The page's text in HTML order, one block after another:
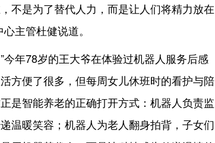
不是为了替代人力，而是让人们将精力放在
主管杜健说道。
年78岁的王大爷在体验过机器人服务后感
方便了很多，但每周女儿休班时的看护与陪
是智能养老的正确打开方式：机器人负责监
温暖笑容；机器人为老人翻身拍背，子女们